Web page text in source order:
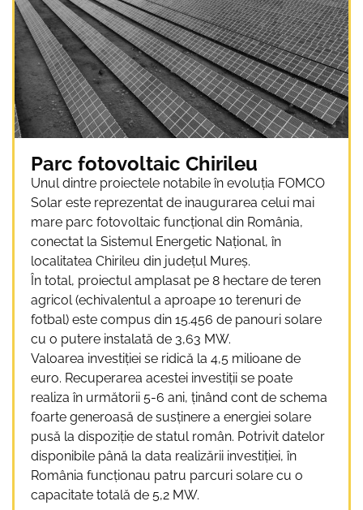
Parc fotovoltaic Chirileu
Unul dintre proiectele notabile în evoluția FOMCO
Solar este reprezentat de inaugurarea celui mai
mare parc fotovoltaic funcțional din România,
conectat la Sistemul Energetic Național, în
localitatea Chirileu din județul Mureș.
În total, proiectul amplasat pe 8 hectare de teren
agricol (echivalentul a aproape 10 terenuri de
fotbal) este compus din 15.456 de panouri solare
cu o putere instalată de 3,63 MW.
Valoarea investiției se ridică la 4,5 milioane de
euro. Recuperarea acestei investiții se poate
realiza în următorii 5-6 ani, ținând cont de schema
foarte generoasă de susținere a energiei solare
pusă la dispoziție de statul român. Potrivit datelor
disponibile până la data realizării investiției, în
România funcționau patru parcuri solare cu o
capacitate totală de 5,2 MW.